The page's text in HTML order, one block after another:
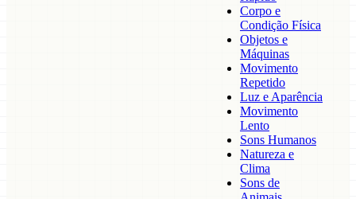
Corpo e
Condição Física
Objetos e
Máquinas
Movimento
Repetido
Luz e Aparência
Movimento
Lento
Sons Humanos
Natureza e
Clima
Sons de